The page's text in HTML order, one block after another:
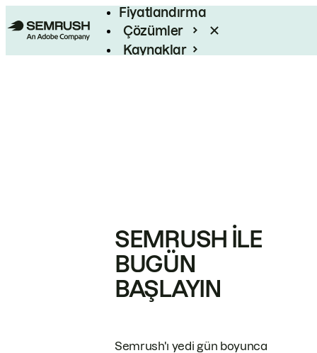
Fiyatlandırma
Çözümler
Kaynaklar
SEMRUSH ILE
BUGÜN
BAŞLAYIN
Semrush'ı yedi gün boyunca